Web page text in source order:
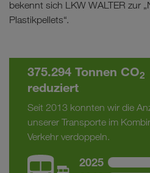
bekennt sich LKW WALTER zur
Plastikpellets“.
375.294 Tonnen CO2
reduziert
Seit 2013 konnten wir die
unserer Transporte im
Verkehr verdoppeln.
2025